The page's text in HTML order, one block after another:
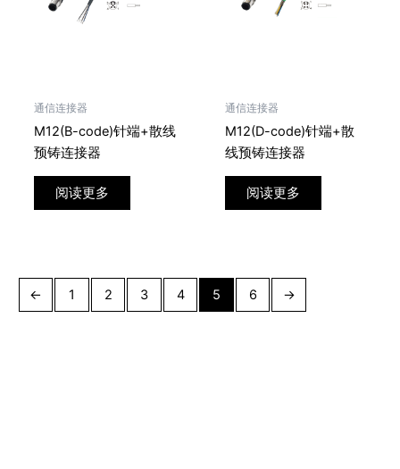
通信连接器
M12(B-code)针端+散线
预铸连接器
阅读更多
通信连接器
M12(D-code)针端+散
线预铸连接器
阅读更多
← 1 2 3 4 5 6 →